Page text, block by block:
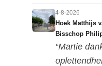
4-8-2026
Hoek Matthijs
Bisschop
“Martie